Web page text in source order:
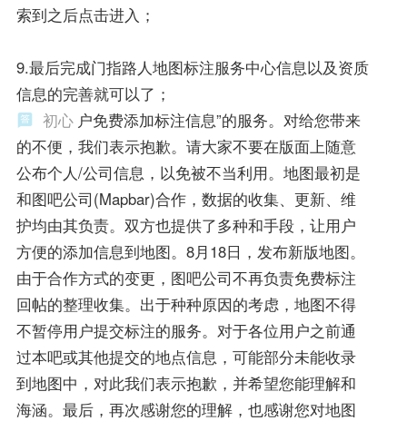
索到之后点击进入；
9.最后完成门指路人地图标注服务中心信息以及资质
信息的完善就可以了；
初心 户免费添加标注信息”的服务。对给您带来
的不便，我们表示抱歉。请大家不要在版面上随意
公布个人/公司信息，以免被不当利用。地图最初是
和图吧公司(Mapbar)合作，数据的收集、更新、维
护均由其负责。双方也提供了多种和手段，让用户
方便的添加信息到地图。8月18日，发布新版地图。
由于合作方式的变更，图吧公司不再负责免费标注
回帖的整理收集。出于种种原因的考虑，地图不得
不暂停用户提交标注的服务。对于各位用户之前通
过本吧或其他提交的地点信息，可能部分未能收录
到地图中，对此我们表示抱歉，并希望您能理解和
海涵。最后，再次感谢您的理解，也感谢您对地图